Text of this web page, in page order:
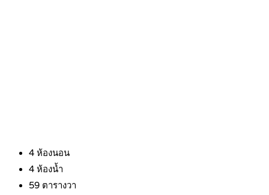
4 ห้องนอน
4 ห้องน้ำ
59 ตารางวา